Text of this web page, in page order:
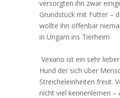
versorgten ihn zwar
Grundstück mit Futter –
wollte ihn offenbar
in Ungarn ins Tierheim
Vexano ist ein sehr
Hund der sich über
Streicheleinheiten freut.
nicht viel kennenlernen –